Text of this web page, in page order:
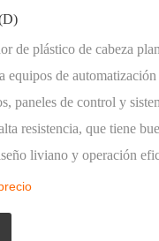
de plástico de cabeza
equipos de
paneles de control y
resistencia, que tiene
liviano y operación